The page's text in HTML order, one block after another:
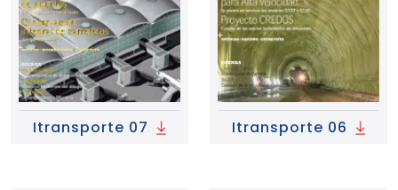
Itransporte 07 Itransporte 06